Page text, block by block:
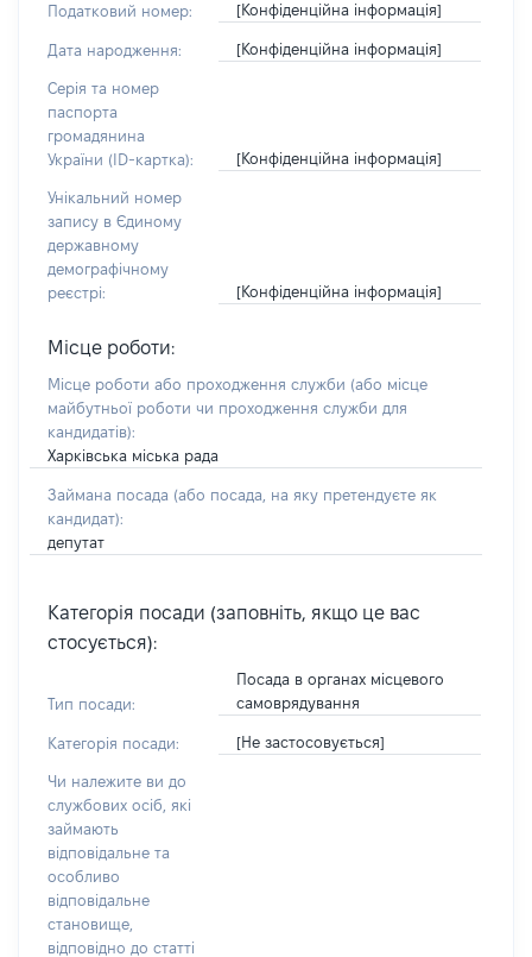
Податковий номер: [Конфіденційна інформація]
Дата народження: [Конфіденційна інформація]
Серія та номер
паспорта
громадянина
України (ID-картка):
[Конфіденційна інформація]
Унікальний номер
запису в Єдиному
державному
демографічному
реєстрі:
[Конфіденційна інформація]
Місце роботи:
Місце роботи або проходження служби (або місце
майбутньої роботи чи проходження служби для
кандидатів):
Харківська міська рада
Займана посада (або посада, на яку претендуєте як
кандидат):
депутат
Категорія посади (заповніть, якщо це вас
стосується):
Тип посади:
Посада в органах місцевого
самоврядування
Категорія посади: [Не застосовується]
Чи належите ви до
службових осіб, які
займають
відповідальне та
особливо
відповідальне
становище,
відповідно до статті